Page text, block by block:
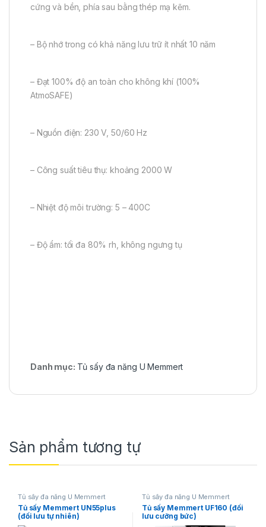
cứng và bền, phía sau bằng thép mạ kẽm.
– Bộ nhớ trong có khả năng lưu trữ ít nhất 10 năm
– Đạt 100% độ an toàn cho không khí (100%
AtmoSAFE)
– Nguồn điện: 230 V, 50/60 Hz
– Công suất tiêu thụ: khoảng 2000 W
– Nhiệt độ môi trường: 5 – 400C
– Độ ẩm: tối đa 80% rh, không ngưng tụ
Danh mục: Tủ sấy đa năng U Memmert
Sản phẩm tương tự
Tủ sấy đa năng U Memmert
Tủ sấy Memmert UN55plus
(đối lưu tự nhiên)
Tủ sấy đa năng U Memmert
Tủ sấy Memmert UF160 (đối
lưu cưỡng bức)